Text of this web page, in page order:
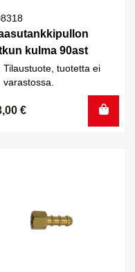
kulma 90ast
Tilaustuote, tuotetta ei
varastossa.
€